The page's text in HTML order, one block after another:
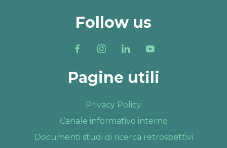
Follow us
Pagine utili
Privacy Policy
Canale informativo interno
Documenti studi di ricerca retrospettivi